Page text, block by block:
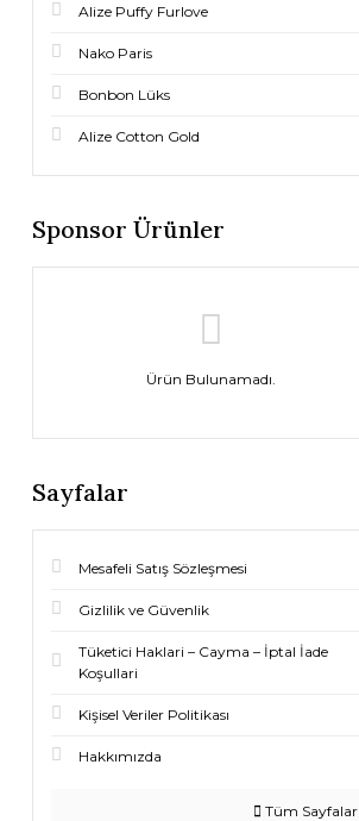
Alize Puffy Furlove
Nako Paris
Bonbon Lüks
Alize Cotton Gold
Sponsor Ürünler
Ürün Bulunamadı.
Sayfalar
Mesafeli Satış Sözleşmesi
Gizlilik ve Güvenlik
Tüketici Haklari – Cayma – İptal İade
Koşullari
Kişisel Veriler Politikası
Hakkımızda
Tüm Sayfalar